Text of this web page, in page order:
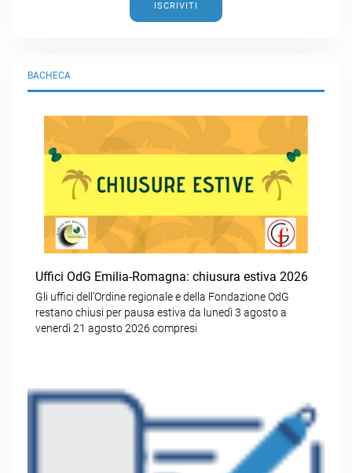
BACHECA
Uffici OdG Emilia-Romagna: chiusura estiva 2026
Gli uffici dell’Ordine regionale e della Fondazione OdG
restano chiusi per pausa estiva da lunedì 3 agosto a
venerdì 21 agosto 2026 compresi
ISCRIVITI